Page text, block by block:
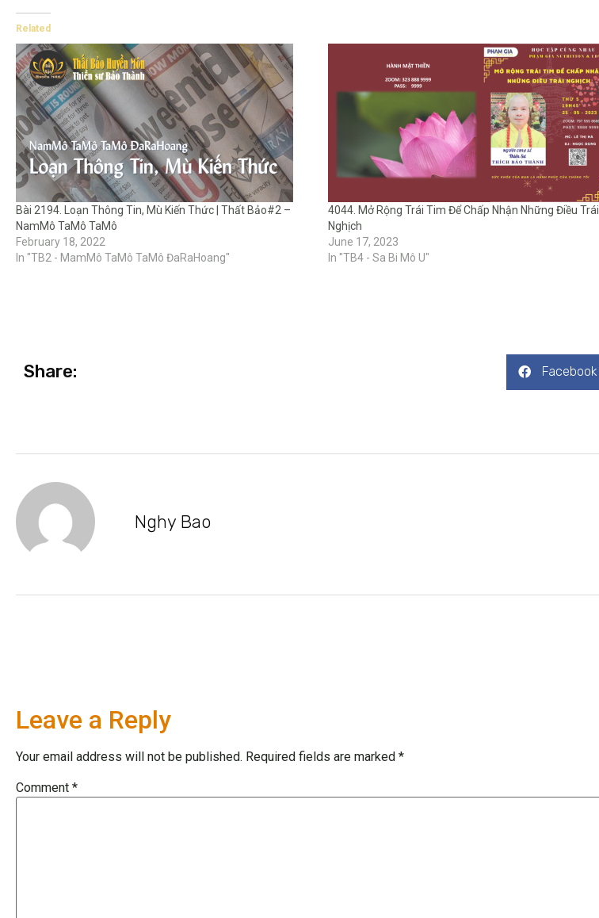
Related
Bài 2194. Loạn Thông Tin, Mù Kiến Thức | Thất Bảo#2 –
NamMô TaMô TaMô
February 18, 2022
In "TB2 - MamMô TaMô TaMô ĐaRaHoang"
4044. Mở Rộng Trái Tim Để Chấp Nhận Những Điều Trái
Nghịch
June 17, 2023
In "TB4 - Sa Bi Mô U"
Share: Facebook
Nghy Bao
Leave a Reply
Your email address will not be published. Required fields are marked *
Comment *